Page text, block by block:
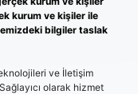
kurum ve kişiler ile
bilgiler taslak
ve İletişim
olarak hizmet